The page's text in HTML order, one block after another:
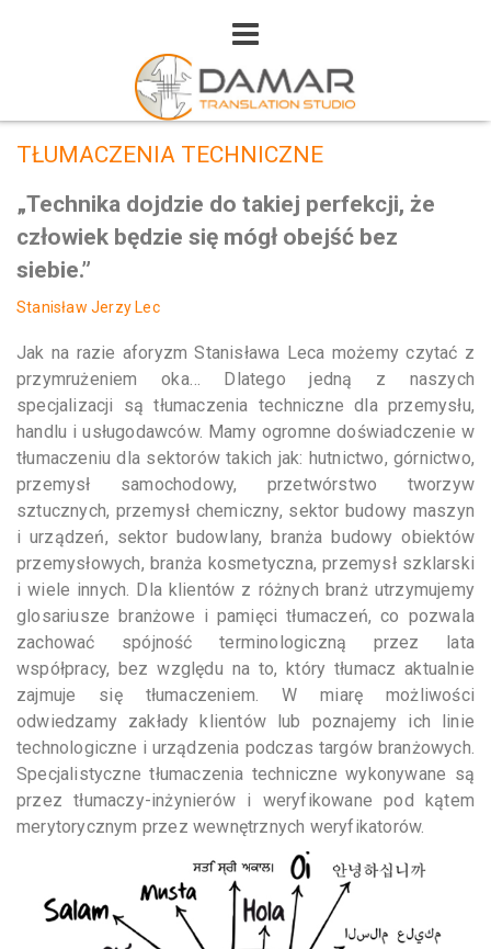
TŁUMACZENIA TECHNICZNE
„Technika dojdzie do takiej perfekcji, że
człowiek będzie się mógł obejść bez
siebie.”
Stanisław Jerzy Lec
Jak na razie aforyzm Stanisława Leca możemy czytać z
przymrużeniem oka… Dlatego jedną z naszych
specjalizacji są tłumaczenia techniczne dla przemysłu,
handlu i usługodawców. Mamy ogromne doświadczenie w
tłumaczeniu dla sektorów takich jak: hutnictwo, górnictwo,
przemysł samochodowy, przetwórstwo tworzyw
sztucznych, przemysł chemiczny, sektor budowy maszyn
i urządzeń, sektor budowlany, branża budowy obiektów
przemysłowych, branża kosmetyczna, przemysł szklarski
i wiele innych. Dla klientów z różnych branż utrzymujemy
glosariusze branżowe i pamięci tłumaczeń, co pozwala
zachować spójność terminologiczną przez lata
współpracy, bez względu na to, który tłumacz aktualnie
zajmuje się tłumaczeniem. W miarę możliwości
odwiedzamy zakłady klientów lub poznajemy ich linie
technologiczne i urządzenia podczas targów branżowych.
Specjalistyczne tłumaczenia techniczne wykonywane są
przez tłumaczy-inżynierów i weryfikowane pod kątem
merytorycznym przez wewnętrznych weryfikatorów.